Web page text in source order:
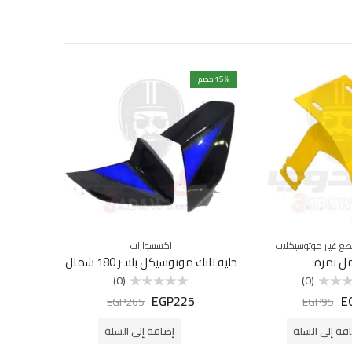
غيار موتوسيكلات
نمرة
(0)
EGP95
إلى السلة
15% خصم
اكسسوارات
حلية تانك موتوسيكل بلسر 180 شمال
التقييم
(0)
EGP225
EGP265
إضافة إلى السلة